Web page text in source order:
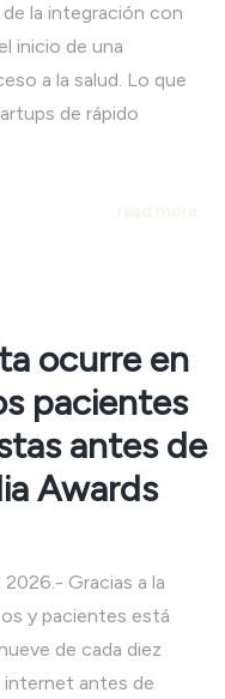
la integración con
inicio de una
a la salud. Lo que
de rápido
ocurre en
pacientes
antes de
Awards
Gracias a la
y pacientes está
de cada diez
internet antes de